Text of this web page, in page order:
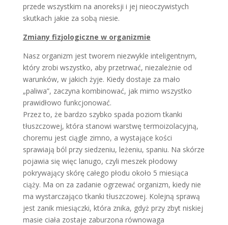
przede wszystkim na anoreksji i jej nieoczywistych
skutkach jakie za sobą niesie.
Zmiany fizjologiczne w organizmie
Nasz organizm jest tworem niezwykle inteligentnym,
który zrobi wszystko, aby przetrwać, niezależnie od
warunków, w jakich żyje. Kiedy dostaje za mało
„paliwa”, zaczyna kombinować, jak mimo wszystko
prawidłowo funkcjonować.
Przez to, że bardzo szybko spada poziom tkanki
tłuszczowej, która stanowi warstwę termoizolacyjną,
choremu jest ciągle zimno, a wystające kości
sprawiają ból przy siedzeniu, leżeniu, spaniu. Na skórze
pojawia się więc lanugo, czyli meszek płodowy
pokrywający skórę całego płodu około 5 miesiąca
ciąży. Ma on za zadanie ogrzewać organizm, kiedy nie
ma wystarczająco tkanki tłuszczowej. Kolejną sprawą
jest zanik miesiączki, która znika, gdyż przy zbyt niskiej
masie ciała zostaje zaburzona równowaga